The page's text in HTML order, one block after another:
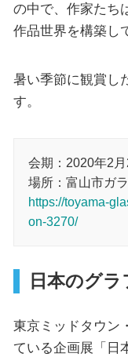
の中で、作家たち
作品世界を構築し
暑い季節に観賞し
す。
会期：2020年2月
場所：富山市ガ
https://toyama-
on-3270/
日本のグ
東京ミッドタウン
ている企画展「日